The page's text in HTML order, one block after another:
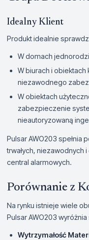
Idealny Klient
Produkt idealnie
W domach
W biurach i
niezawodnego
W obiektach
zabezpieczenie
nieautoryzowaną
Pulsar AWO203 spełnia
trwałych, niezawodnych
central alarmowych.
Porównanie z
Na rynku istnieje wiele
Pulsar AWO203
Wytrzymałość